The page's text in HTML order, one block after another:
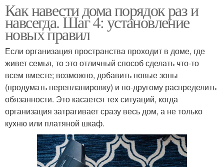
Как навести дома порядок раз и
навсегда. Шаг 4: установление
новых правил
Если организация пространства проходит в доме, где
живет семья, то это отличный способ сделать что-то
всем вместе; возможно, добавить новые зоны
(продумать перепланировку) и по-другому распределить
обязанности. Это касается тех ситуаций, когда
организация затрагивает сразу весь дом, а не только
кухню или платяной шкаф.